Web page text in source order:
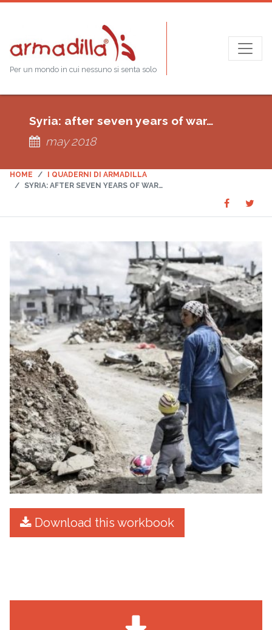
Per un mondo in cui nessuno si senta solo
Syria: after seven years of war…
may 2018
HOME
I QUADERNI DI ARMADILLA
SYRIA: AFTER SEVEN YEARS OF WAR…
Share
on
on
Download this workbook